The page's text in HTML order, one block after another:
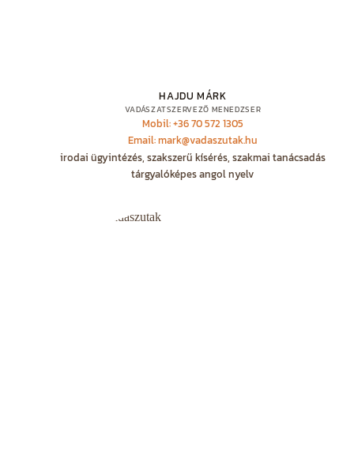
HAJDU MÁRK
VADÁSZATSZERVEZŐ MENEDZSER
Mobil: +36 70 572 1305
Email: mark@vadaszutak.hu
irodai ügyintézés, szakszerű kísérés, szakmai tanácsadás
tárgyalóképes angol nyelv